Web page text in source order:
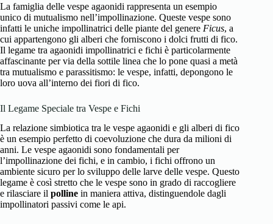
La famiglia delle vespe agaonidi rappresenta un esempio
unico di mutualismo nell’impollinazione. Queste vespe sono
infatti le uniche impollinatrici delle piante del genere Ficus, a
cui appartengono gli alberi che forniscono i dolci frutti di fico.
Il legame tra agaonidi impollinatrici e fichi è particolarmente
affascinante per via della sottile linea che lo pone quasi a metà
tra mutualismo e parassitismo: le vespe, infatti, depongono le
loro uova all’interno dei fiori di fico.
Il Legame Speciale tra Vespe e Fichi
La relazione simbiotica tra le vespe agaonidi e gli alberi di fico
è un esempio perfetto di coevoluzione che dura da milioni di
anni. Le vespe agaonidi sono fondamentali per
l’impollinazione dei fichi, e in cambio, i fichi offrono un
ambiente sicuro per lo sviluppo delle larve delle vespe. Questo
legame è così stretto che le vespe sono in grado di raccogliere
e rilasciare il polline in maniera attiva, distinguendole dagli
impollinatori passivi come le api.